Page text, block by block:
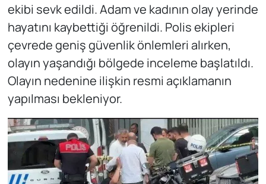
ekibi sevk edildi. Adam ve kadının olay yerinde
hayatını kaybettiği öğrenildi. Polis ekipleri
çevrede geniş güvenlik önlemleri alırken,
olayın yaşandığı bölgede inceleme başlatıldı.
Olayın nedenine ilişkin resmi açıklamanın
yapılması bekleniyor.